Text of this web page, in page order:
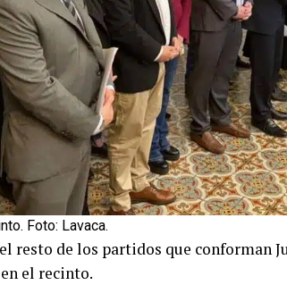
Foto: Lavaca.
resto de los partidos que conforman
el recinto.